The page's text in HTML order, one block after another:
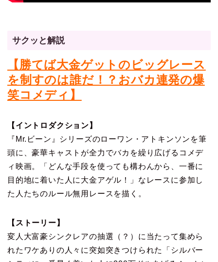
サクッと解説
【勝てば大金ゲットのビッグレース
を制すのは誰だ！？おバカ連発の爆
笑コメディ】
【イントロダクション】
『Mr.ビーン』シリーズのローワン・アトキンソンを筆
頭に、豪華キャストが全力でバカを繰り広げるコメデ
ィ映画。「どんな手段を使っても構わんから、一番に
目的地に着いた人に大金アゲル！」なレースに参加し
た人たちのルール無用レースを描く。
【ストーリー】
変人大富豪シンクレアの抽選（？）に当たって集めら
れたワケありの人々に突如突きつけられた「シルバー